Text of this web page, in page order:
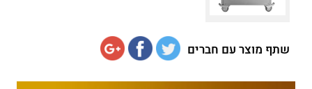
שתף מוצר עם חברים